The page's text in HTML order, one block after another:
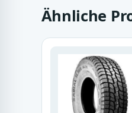
Ähnliche